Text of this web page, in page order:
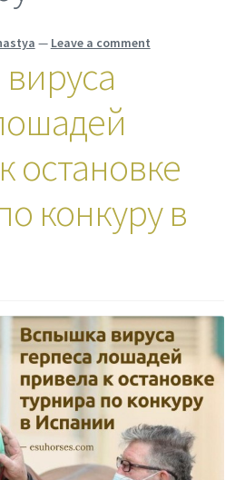
— Leave a comment
остановке
конкуру в